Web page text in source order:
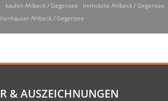
kaufen Ahlbeck / Gegensee
Immobilie Ahlbeck / Gegensee
Ahlbeck / Gegensee
& AUSZEICHNUNGEN